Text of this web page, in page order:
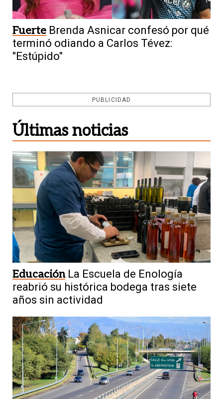
Fuerte Brenda Asnicar confesó por qué
terminó odiando a Carlos Tévez:
"Estúpido"
PUBLICIDAD
Últimas noticias
Educación La Escuela de Enología
reabrió su histórica bodega tras siete
años sin actividad